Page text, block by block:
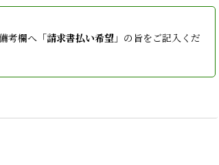
考欄へ「請求書払い希望 」の旨をご記入くだ